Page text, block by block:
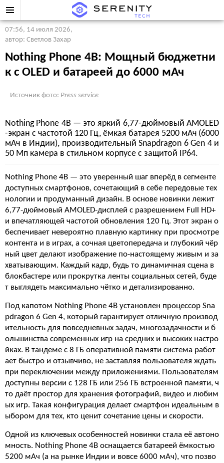
07:56, 14 июля 2026,
автор: Светлов Захар
Nothing Phone 4B: Мощный бюджетни
к с OLED и батареей до 6000 мАч
Источник фото: Press service
Nothing Phone 4B — это яркий 6,77-дюймовый AMOLED
-экран с частотой 120 Гц, ёмкая батарея 5200 мАч (6000
мАч в Индии), производительный Snapdragon 6 Gen 4 и
50 Мп камера в стильном корпусе с защитой IP64.
Nothing Phone 4B — это уверенный шаг вперёд в сегменте
доступных смартфонов, сочетающий в себе передовые тех
нологии и продуманный дизайн. В основе новинки лежит
6,77-дюймовый AMOLED-дисплей с разрешением Full HD+
и впечатляющей частотой обновления 120 Гц. Этот экран о
беспечивает невероятно плавную картинку при просмотре
контента и в играх, а сочная цветопередача и глубокий чёр
ный цвет делают изображение по-настоящему живым и за
хватывающим. Каждый кадр, будь то динамичная сцена в
блокбастере или прокрутка ленты социальных сетей, буде
т выглядеть максимально чётко и детализированно.
Под капотом Nothing Phone 4B установлен процессор Sna
pdragon 6 Gen 4, который гарантирует отличную производ
ительность для повседневных задач, многозадачности и б
ольшинства современных игр на средних и высоких настро
йках. В тандеме с 8 ГБ оперативной памяти система работ
ает быстро и отзывчиво, не заставляя пользователя ждать
при переключении между приложениями. Пользователям
доступны версии с 128 ГБ или 256 ГБ встроенной памяти, ч
то даёт простор для хранения фотографий, видео и любим
ых игр. Такая конфигурация делает смартфон идеальным в
ыбором для тех, кто ценит сочетание цены и скорости.
Одной из ключевых особенностей новинки стала её автоно
мность. Nothing Phone 4B оснащается батареей ёмкостью
5200 мАч (а на рынке Индии и вовсе 6000 мАч), что позво